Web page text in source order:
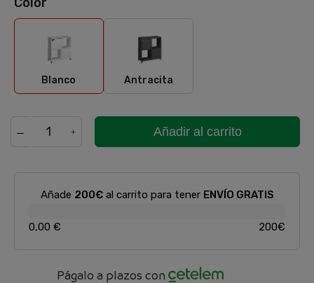
Blanco
Blanco
Antracita
Antracita
Añadir al carrito
Añade 200€al carrito para tener ENVÍO GRATIS
0,00 € 200€
Págalo a plazos con